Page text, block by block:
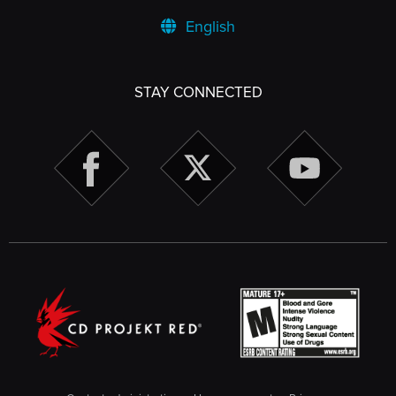
English
STAY CONNECTED